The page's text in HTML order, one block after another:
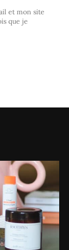
et mon site
que je